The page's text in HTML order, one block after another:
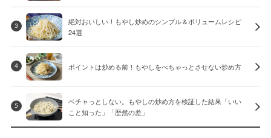
3
絶対おいしい！もやし炒めのシンプル＆ボリュームレシピ
24選
4 ポイントは炒める前！もやしをべちゃっとさせない炒め方
5
ベチャっとしない。もやしの炒め方を検証した結果「いい
こと知った」「歴然の差」